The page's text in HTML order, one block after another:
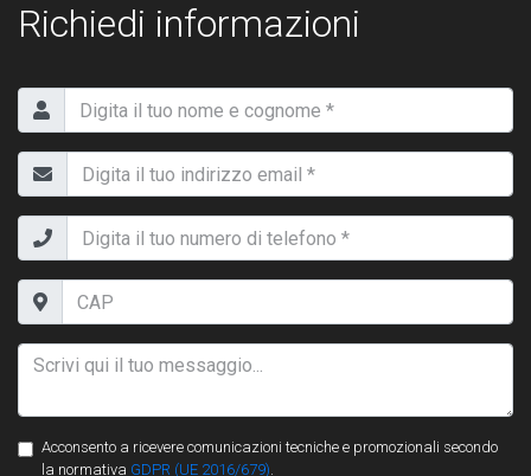
Richiedi informazioni
Acconsento a ricevere comunicazioni tecniche e promozionali secondo
la normativa GDPR (UE 2016/679).